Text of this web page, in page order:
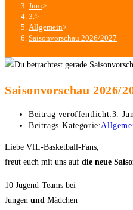
Juni>
3. >
Allgemein>
Saisonvorschau 2026/2027
Saisonvorschau 2026/
Beitrag veröffentlicht:3.
Beitrags-Kategorie:
Liebe VfL-Basketball-Fans,
freut euch mit uns auf die neue
10 Jugend-Teams bei
Jungen und Mädchen